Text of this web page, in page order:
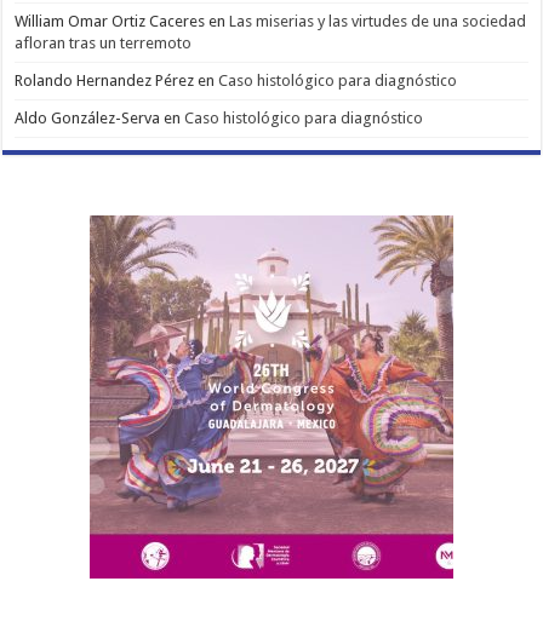
William Omar Ortiz Caceres enLas miserias y las virtudes de una sociedad
afloran tras un terremoto
Rolando Hernandez Pérez enCaso histológico para diagnóstico
Aldo González-Serva enCaso histológico para diagnóstico